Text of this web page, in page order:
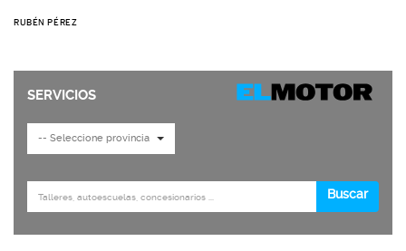
RUBÉN PÉREZ